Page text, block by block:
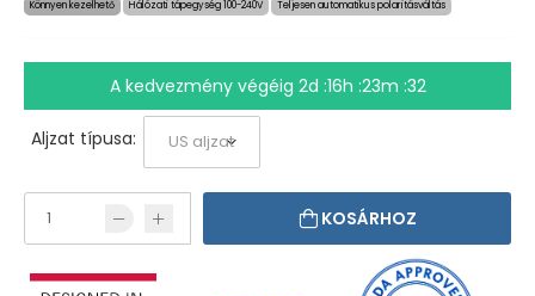
Könnyen kezelhető Hálózati tápegység 100-240V Teljesen automatikus polaritásváltás
A kedvezmény végéig2d :16h :23m :31
Aljzat típusa:
KOSÁRHOZ